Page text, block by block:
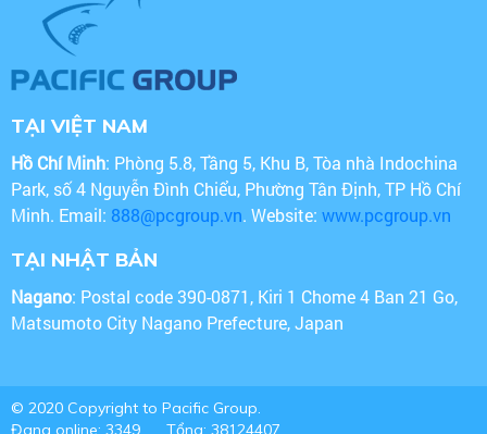
TẠI VIỆT NAM
Hồ Chí Minh: Phòng 5.8, Tầng 5, Khu B, Tòa nhà Indochina
Park, số 4 Nguyễn Đình Chiểu, Phường Tân Định, TP Hồ Chí
Minh. Email: 888@pcgroup.vn. Website: www.pcgroup.vn
TẠI NHẬT BẢN
Nagano: Postal code 390-0871, Kiri 1 Chome 4 Ban 21 Go,
Matsumoto City Nagano Prefecture, Japan
© 2020 Copyright to Pacific Group.
Đang online: 3349
Tổng: 38124407